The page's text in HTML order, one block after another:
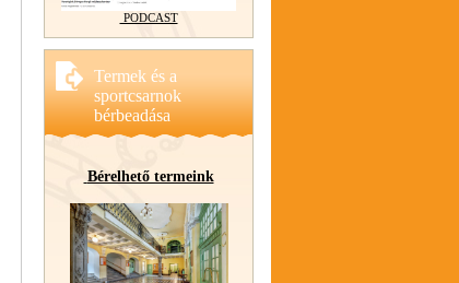
PODCAST
Termek és a
sportcsarnok
bérbeadása
Bérelhető termeink